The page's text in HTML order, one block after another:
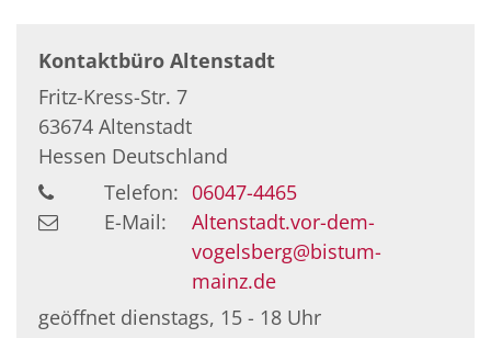
Kontaktbüro Altenstadt
Fritz-Kress-Str. 7
63674 Altenstadt
Hessen Deutschland
Telefon: 06047-4465
E-Mail:
Altenstadt.vor-dem-
vogelsberg@bistum-
mainz.de
geöffnet dienstags, 15 - 18 Uhr